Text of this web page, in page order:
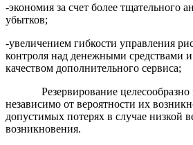
-экономия за счет более тщательного
убытков;
-увеличением гибкости управления
контроля над денежными средствами
качеством дополнительного сервиса;
Резервирование целесообразно
независимо от вероятности их
допустимых потерях в случае низкой
возникновения.